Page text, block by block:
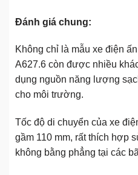
Đánh giá chung:
Không chỉ là mẫu xe điện
A627.6 còn được nhiều
dụng nguồn năng lượng
cho môi trường.
Tốc độ di chuyển của xe
gầm 110 mm, rất thích hợp
không bằng phẳng tại các